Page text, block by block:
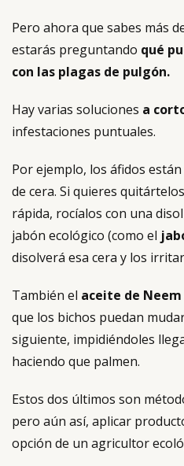
Pero ahora que sabes más
estarás preguntando qué
con las plagas de pulgón.
Hay varias soluciones a
infestaciones puntuales.
Por ejemplo, los áfidos
de cera. Si quieres
rápida, rocíalos con una
jabón ecológico (como el
disolverá esa cera y los
También el aceite de Neem
que los bichos puedan
siguiente, impidiéndoles
haciendo que palmen.
Estos dos últimos son
pero aún así, aplicar
opción de un agricultor